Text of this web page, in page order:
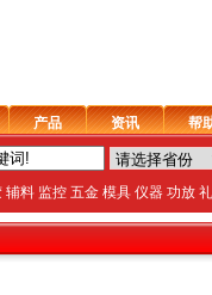
产品 资讯 帮
辅料 监控 五金 模具 仪器 功放